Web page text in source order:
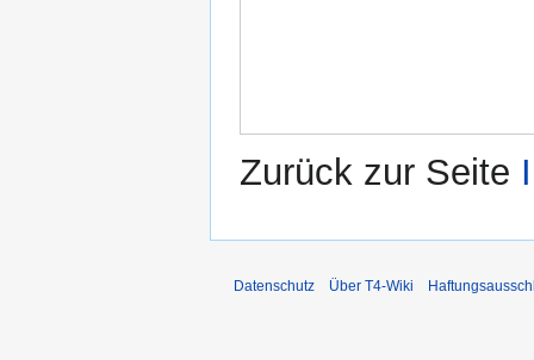
Zurück zur Seite
Datenschutz Über T4-Wiki